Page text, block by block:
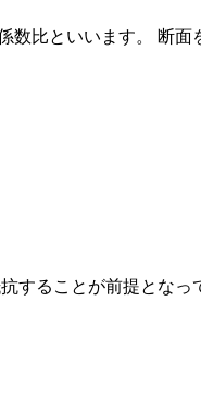
比といいます。 断
ることが前提とな